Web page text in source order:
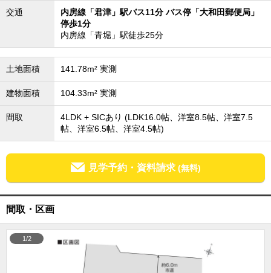
交通
内房線「君津」駅バス11分 バス停「大和田郵便局」
停歩1分
内房線「青堀」駅徒歩25分
土地面積 141.78m² 実測
建物面積 104.33m² 実測
間取
4LDK + SICあり (LDK16.0帖、洋室8.5帖、洋室7.5
帖、洋室6.5帖、洋室4.5帖)
見学予約・資料請求 (無料)
間取・区画
1/2
外房エリア
外房エリアの新築一戸建
外房エリアの中古一戸建
内房エリアの新築一戸建
内房エリアのマンション
内房エリアの土地
東京全域エリアの新築一戸建
東京全域エリアの土地
神奈川全域エリア
神奈川全域エリアの新築一戸建
神奈川全域エリアの中古一戸建
神奈川全域エリアのマンション
神奈川全域エリアの土地